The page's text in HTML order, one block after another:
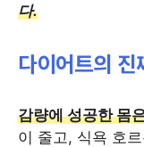
다.
다이어트의
감량에 성공한 몸
이 줄고, 식욕 호